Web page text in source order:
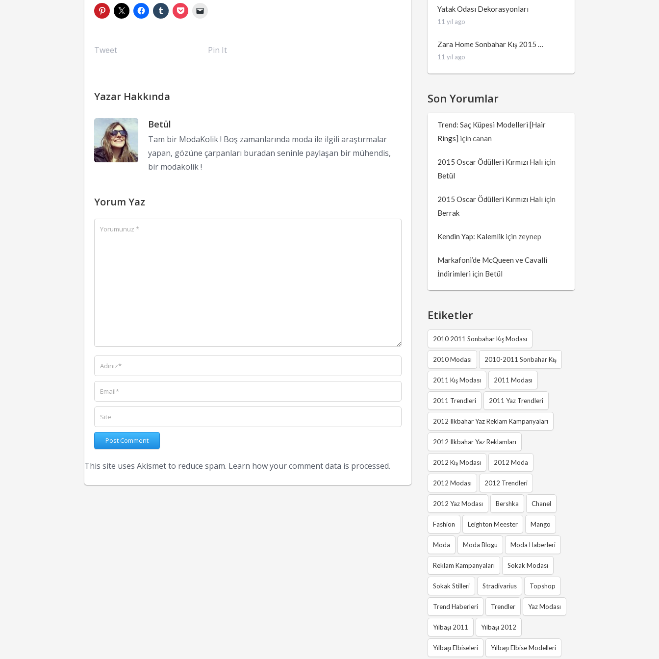
Tweet Pin It
Yazar Hakkında
Betül
Tam bir ModaKolik ! Boş zamanlarında moda ile ilgili araştırmalar
yapan, gözüne çarpanları buradan seninle paylaşan bir mühendis,
bir modakolik !
Yorum Yaz
This site uses Akismet to reduce spam. Learn how your comment data is processed.
Yatak Odası Dekorasyonları
11 yıl ago
Zara Home Sonbahar Kış 2015 …
11 yıl ago
Son Yorumlar
Trend: Saç Küpesi Modelleri [Hair
Rings] için canan
2015 Oscar Ödülleri Kırmızı Halı için
Betül
2015 Oscar Ödülleri Kırmızı Halı için
Berrak
Kendin Yap: Kalemlik için zeynep
Markafoni’de McQueen ve Cavalli
İndirimleri için Betül
Etiketler
2010 2011 Sonbahar Kış Modası
2010 Modası 2010-2011 Sonbahar Kış
2011 Kış Modası 2011 Modası
2011 Trendleri 2011 Yaz Trendleri
2012 Ilkbahar Yaz Reklam Kampanyaları
2012 Ilkbahar Yaz Reklamları
2012 Kış Modası 2012 Moda
2012 Modası 2012 Trendleri
2012 Yaz Modası Bershka Chanel
Fashion Leighton Meester Mango
Moda Moda Blogu Moda Haberleri
Reklam Kampanyaları Sokak Modası
Sokak Stilleri Stradivarius Topshop
Trend Haberleri Trendler Yaz Modası
Yılbaşı 2011 Yılbaşı 2012
Yılbaşı Elbiseleri Yılbaşı Elbise Modelleri